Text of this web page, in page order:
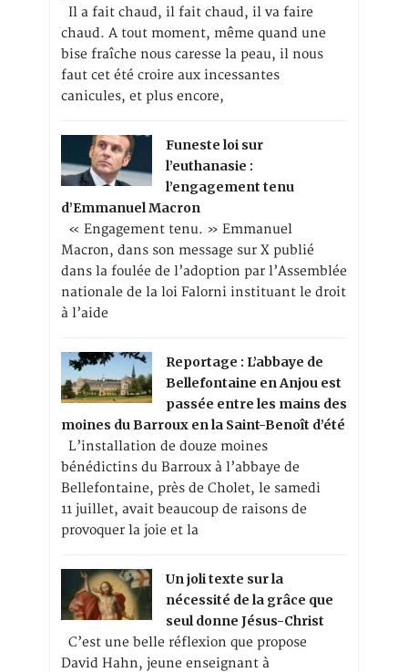
Il a fait chaud, il fait chaud, il va faire
chaud. A tout moment, même quand une
bise fraîche nous caresse la peau, il nous
faut cet été croire aux incessantes
canicules, et plus encore,
Funeste loi sur
l’euthanasie :
l’engagement tenu
d’Emmanuel Macron
« Engagement tenu. » Emmanuel
Macron, dans son message sur X publié
dans la foulée de l’adoption par l’Assemblée
nationale de la loi Falorni instituant le droit
à l’aide
Reportage : L’abbaye de
Bellefontaine en Anjou est
passée entre les mains des
moines du Barroux en la Saint-Benoît d’été
L’installation de douze moines
bénédictins du Barroux à l’abbaye de
Bellefontaine, près de Cholet, le samedi
11 juillet, avait beaucoup de raisons de
provoquer la joie et la
Un joli texte sur la
nécessité de la grâce que
seul donne Jésus-Christ
C’est une belle réflexion que propose
David Hahn, jeune enseignant à